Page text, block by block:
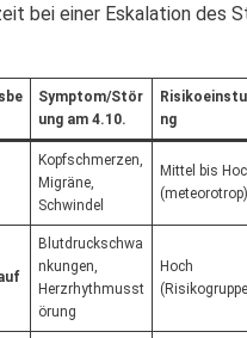
bei einer Eskalation des
Symptom/Stör
ung am 4.10.
ng
Kopfschmerzen,
Migräne,
Schwindel
Mittel bis
(meteorotrop)
Blutdruckschwa
nkungen,
Herzrhythmusst
örung
Hoch